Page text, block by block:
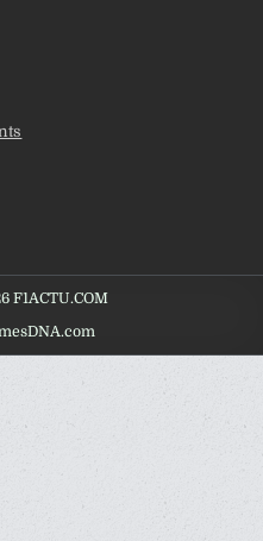
F1ACTU.COM